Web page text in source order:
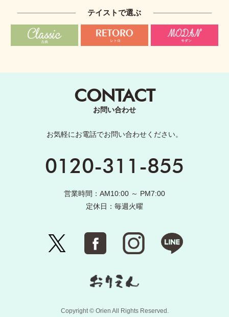
テイストで選ぶ
CONTACT
お問い合わせ
お気軽にお電話でお問い合わせください。
0120-311-855
営業時間：AM10:00 ～ PM7:00
定休日：毎週火曜
Copyright © Orien All Rights Reserved.